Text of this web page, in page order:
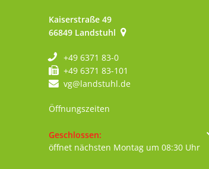
Kaiserstraße 49
66849 Landstuhl
+49 6371 83-0
+49 6371 83-101
vg@landstuhl.de
Öffnungszeiten
Klicken, um weitere Öffnungs- oder
Geschlossen:
öffnet nächsten Montag um 08:30 Uhr